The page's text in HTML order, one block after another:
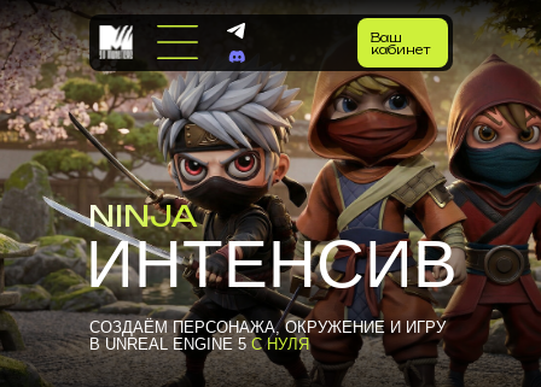
Ваш
кабинет
ИНТЕНСИВ
NINJA
СОЗДАЁМ ПЕРСОНАЖА, ОКРУЖЕНИЕ И ИГРУ
В UNREAL ENGINE 5 С НУЛЯ